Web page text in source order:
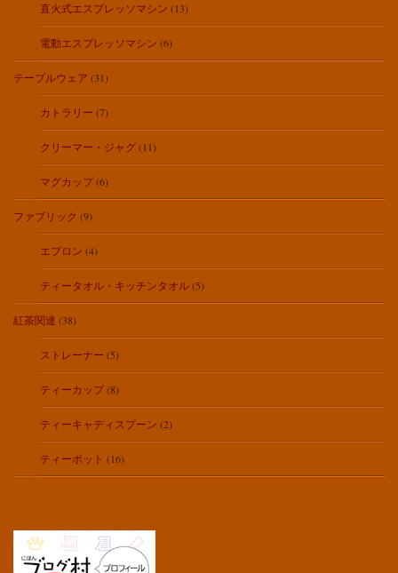
直火式エスプレッソマシン (13)
電動エスプレッソマシン (6)
テーブルウェア (31)
カトラリー (7)
クリーマー・ジャグ(11)
マグカップ(6)
ファブリック (9)
エプロン (4)
ティータオル・キッチンタオル(5)
紅茶関連 (38)
ストレーナー (5)
ティーカップ(8)
ティーキャディスプーン (2)
ティーポット (16)